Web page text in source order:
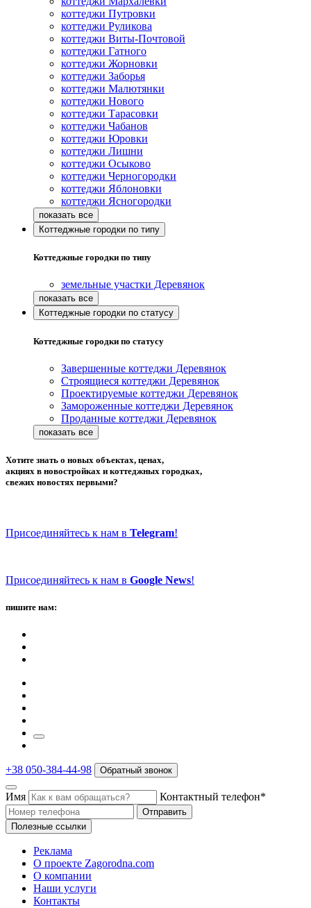
коттеджи Путровки
коттеджи Руликова
коттеджи Виты-Почтовой
коттеджи Гатного
коттеджи Жорновки
коттеджи Заборья
коттеджи Малютянки
коттеджи Нового
коттеджи Тарасовки
коттеджи Чабанов
коттеджи Юровки
коттеджи Лишни
коттеджи Осыково
коттеджи Черногородки
коттеджи Яблоновки
коттеджи Ясногородки
Коттеджные городки по типу
Коттеджные городки по типу
земельные участки Деревянок
Коттеджные городки по статусу
Коттеджные городки по статусу
Завершенные коттеджи Деревянок
Строящиеся коттеджи Деревянок
Проектируемые коттеджи Деревянок
Замороженные коттеджи Деревянок
Проданные коттеджи Деревянок
Хотите знать о новых объектах, ценах,
акциях в новостройках и коттеджных городках,
свежих новостях первыми?
Присоединяйтесь к нам в Telegram!
Присоединяйтесь к нам в Google News!
пишите нам:
+38 050-384-44-98 Обратный звонок
Имя Контактный телефон*
Отправить
Полезные ссылки
Реклама
О проекте Zagorodna.com
О компании
Наши услуги
Контакты